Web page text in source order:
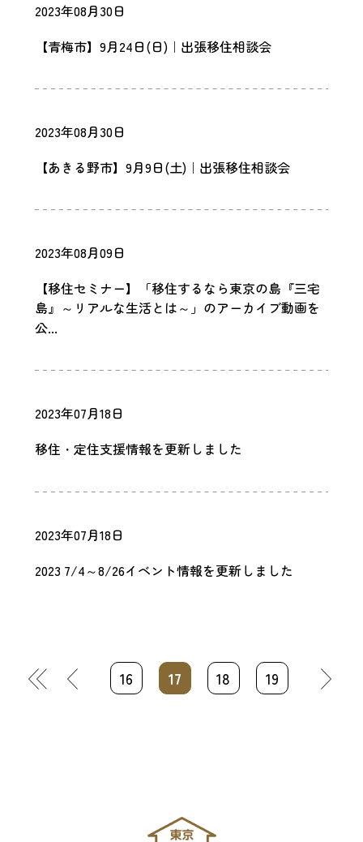
2023年08月30日
【青梅市】9月24日(日)｜出張移住相談会
2023年08月30日
【あきる野市】9月9日(土)｜出張移住相談会
2023年08月09日
【移住セミナー】「移住するなら東京の島『三宅
島』～リアルな生活とは～」のアーカイブ動画を
公...
2023年07月18日
移住・定住支援情報を更新しました
2023年07月18日
2023 7/4～8/26イベント情報を更新しました
« « 16 17 18 19 »